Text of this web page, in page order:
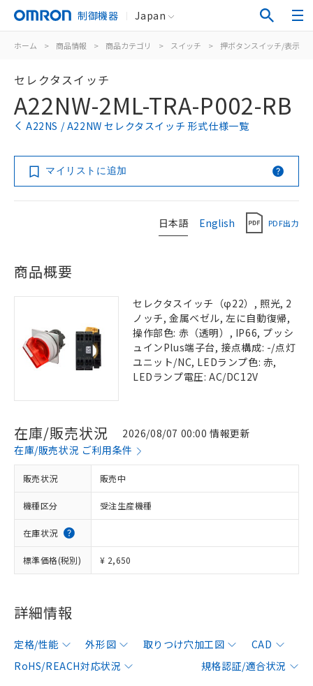
制御機器 Japan
ホーム > 商品情報 > 商品カテゴリ > スイッチ > 押ボタンスイッチ/表示灯
セレクタスイッチ
A22NW-2ML-TRA-P002-RB
A22NS / A22NW セレクタスイッチ 形式仕様一覧
マイリストに追加
日本語 English PDF出力
商品概要
セレクタスイッチ（φ22）, 照光, 2
ノッチ, 金属ベゼル, 左に自動復帰,
操作部色: 赤（透明）, IP66, プッシ
ュインPlus端子台, 接点構成: -/点灯
ユニット/NC, LEDランプ色: 赤,
LEDランプ電圧: AC/DC12V
在庫/販売状況
2026/08/07 00:00 情報更新
在庫/販売状況 ご利用条件
販売状況 販売中
機種区分 受注生産機種
在庫状況
標準価格(税別) ¥ 2,650
詳細情報
定格/性能 外形図 取りつけ穴加工図
CAD
RoHS/REACH対応状況
規格認証/適合状況